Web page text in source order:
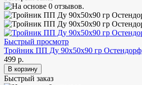
Быстрый просмотр
Тройник ПП Ду 90х50х90 гр Остендорф
499 р.
Быстрый заказ